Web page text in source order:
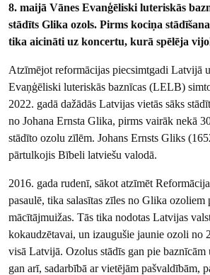
8. maijāVānes Evanģēliski luteriskās
stādīts Glika ozols. Pirms kociņa
tika aicināti uz koncertu, kurā spēlēja
Atzīmējot reformācijas piecsimtgadi Latvijā
Evaņģēliski luteriskās baznīcas (LELB)
2022. gadā dažādās Latvijas vietās sāks
no Johana Ernsta Glika, pirms vairāk nekā
stādīto ozolu zīlēm. Johans Ernsts Gliks
pārtulkojis Bībeli latviešu valodā.
2016. gada rudenī, sākot atzīmēt
pasaulē, tika salasītas zīles no Glika ozoliem
mācītājmuižas. Tās tika nodotas Latvijas
kokaudzētavai, un izaugušie jaunie ozoli no
visā Latvijā. Ozolus stādīs gan pie baznīcām
gan arī, sadarbībā ar vietējām pašvaldībām,